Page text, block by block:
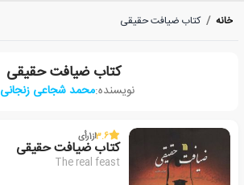
خانه / کتاب ضیافت حقیقی
کتاب ضیافت حقیقی
نویسنده:محمد شجاعی زنجانی
3.6از1رأی
کتاب ضیافت حقیقی
The real feast